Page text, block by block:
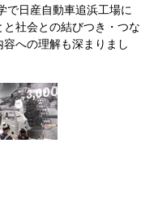
で日産自動車追浜工場に
社会との結びつき・つな
への理解も深まりまし